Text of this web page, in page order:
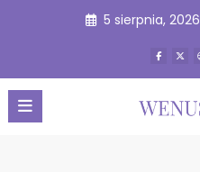
5 sierpnia, 2026